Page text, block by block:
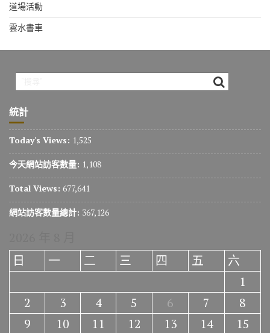
道場活動
雲水書車
統計
Today's Views: 1,525
今天網站訪客數量: 1,108
Total Views: 677,641
網站訪客數量總計: 367,126
日
一 二 三 四 五
六
1
2
3 4 5 6 7
8
9
10 11 12 13 14
15